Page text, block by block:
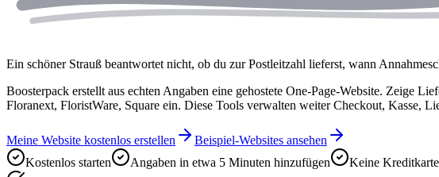
Ein schöner Strauß beantwortet nicht, ob du zur Postleitzahl lieferst, wann
Boosterpack erstellt aus echten Angaben eine gehostete One-Page-Website. Zeige
Floranext, FloristWare, Square ein. Diese Tools verwalten weiter Checkout, Kasse,
Meine Website kostenlos erstellen
Beispiel-Websites ansehen
Kostenlos starten
Angaben in etwa 5 Minuten hinzufügen
Keine